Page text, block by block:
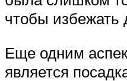
чтобы избежать
Еще одним
является